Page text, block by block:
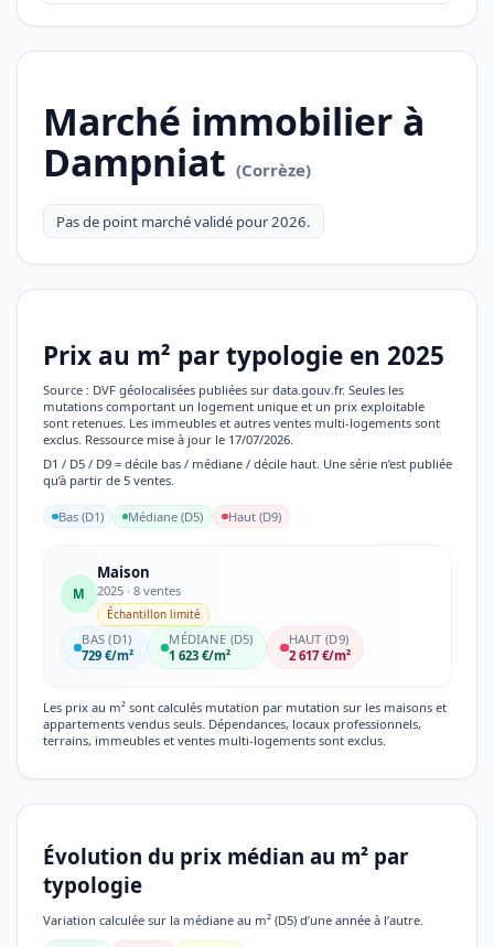
Marché immobilier à
Dampniat (Corrèze)
Pas de point marché validé pour 2026.
Prix au m² par typologie en 2025
Source : DVF géolocalisées publiées sur data.gouv.fr. Seules les
mutations comportant un logement unique et un prix exploitable
sont retenues. Les immeubles et autres ventes multi-logements sont
exclus. Ressource mise à jour le 17/07/2026.
D1 / D5 / D9 = décile bas / médiane / décile haut. Une série n’est publiée
qu’à partir de 5 ventes.
Bas (D1) Médiane (D5) Haut (D9)
M
Maison
2025 · 8 ventes
Échantillon limité
BAS (D1)
729 €/m²
MÉDIANE (D5)
1 623 €/m²
HAUT (D9)
2 617 €/m²
Les prix au m² sont calculés mutation par mutation sur les maisons et
appartements vendus seuls. Dépendances, locaux professionnels,
terrains, immeubles et ventes multi-logements sont exclus.
Évolution du prix médian au m² par
typologie
Variation calculée sur la médiane au m² (D5) d’une année à l’autre.